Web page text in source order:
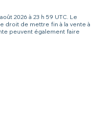
2026 à 23 h 59 UTC. Le
droit de mettre fin à la vente à
peuvent également faire